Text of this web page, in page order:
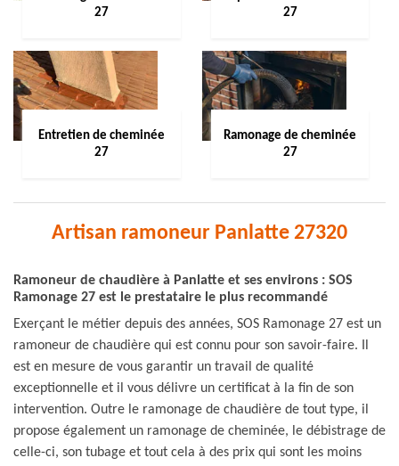
27
27
Entretien de cheminée
27
Ramonage de cheminée
27
Artisan ramoneur Panlatte 27320
Ramoneur de chaudière à Panlatte et ses environs : SOS
Ramonage 27 est le prestataire le plus recommandé
Exerçant le métier depuis des années, SOS Ramonage 27 est un
ramoneur de chaudière qui est connu pour son savoir-faire. Il
est en mesure de vous garantir un travail de qualité
exceptionnelle et il vous délivre un certificat à la fin de son
intervention. Outre le ramonage de chaudière de tout type, il
propose également un ramonage de cheminée, le débistrage de
celle-ci, son tubage et tout cela à des prix qui sont les moins